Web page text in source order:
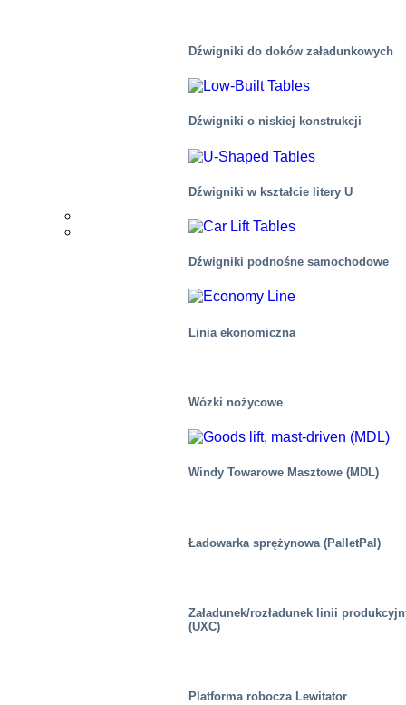
Transport lotniczy
Dźwigniki do doków załadunkowych
Dźwigniki o niskiej konstrukcji
Dźwigniki w kształcie litery U
Dźwigniki podnośne samochodowe
Linia ekonomiczna
Wózki nożycowe
Windy Towarowe Masztowe (MDL)
Ładowarka sprężynowa (PalletPal)
Załadunek/rozładunek linii
(UXC)
Platforma robocza Lewitator